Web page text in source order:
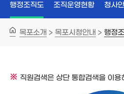
행정조직도 조직운영현황 청사
목포소개 > 목포시청안내 > 행정
직원검색은 상단 통합검색을 이용